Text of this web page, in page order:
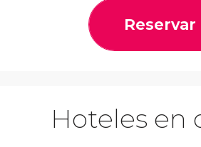
Reservar
Hoteles en